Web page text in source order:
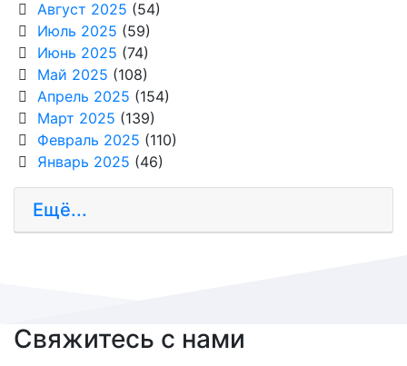
Август 2025 (54)
Июль 2025 (59)
Июнь 2025 (74)
Май 2025 (108)
Апрель 2025 (154)
Март 2025 (139)
Февраль 2025 (110)
Январь 2025 (46)
Ещё...
Свяжитесь с нами